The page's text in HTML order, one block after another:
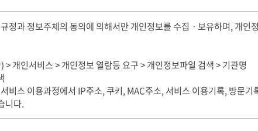
과 정보주체의 동의에 의해서만 개인정보를 수집ㆍ보유하며, 개인
인서비스 > 개인정보 열람등 요구 > 개인정보파일 검색 > 기관명
스 이용과정에서 IP주소, 쿠키, MAC주소, 서비스 이용기록, 방문기
니다.